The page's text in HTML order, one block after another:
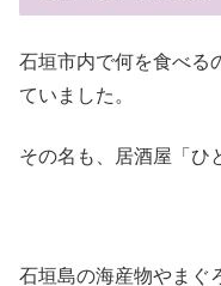
石垣市内で何を食べる
ていました。
その名も、居酒屋「ひ
石垣島の海産物やまぐ